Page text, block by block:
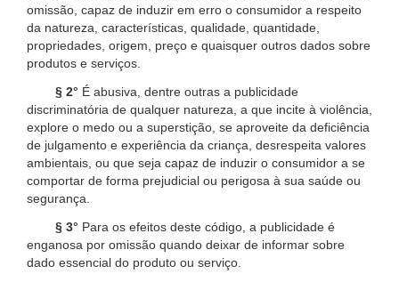
omissão, capaz de induzir em erro o consumidor a respeito
da natureza, características, qualidade, quantidade,
propriedades, origem, preço e quaisquer outros dados sobre
produtos e serviços.
§ 2° É abusiva, dentre outras a publicidade
discriminatória de qualquer natureza, a que incite à violência,
explore o medo ou a superstição, se aproveite da deficiência
de julgamento e experiência da criança, desrespeita valores
ambientais, ou que seja capaz de induzir o consumidor a se
comportar de forma prejudicial ou perigosa à sua saúde ou
segurança.
§ 3° Para os efeitos deste código, a publicidade é
enganosa por omissão quando deixar de informar sobre
dado essencial do produto ou serviço.